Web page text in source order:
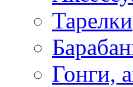
Тарелки
Гонги,